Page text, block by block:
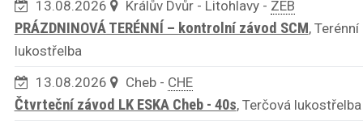
13.08.2026 Králův Dvůr - Litohlavy - ZEB
PRÁZDNINOVÁ TERÉNNÍ – kontrolní závod SCM, Terénní
lukostřelba
13.08.2026
Cheb - CHE
Čtvrteční závod LK ESKA Cheb - 40s, Terčová lukostřelba